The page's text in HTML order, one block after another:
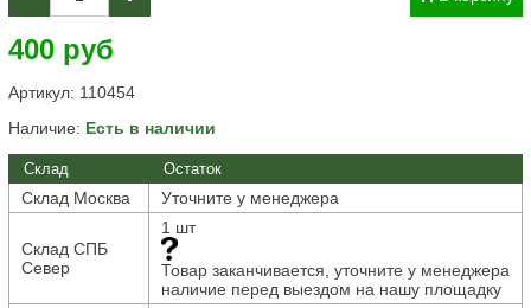
400 руб
Артикул: 110454
Наличие: Есть в наличии
Склад Остаток
Склад Москва Уточните у менеджера
Склад СПБ
Север
1 шт
Товар заканчивается, уточните у менеджера
наличие перед выездом на нашу площадку